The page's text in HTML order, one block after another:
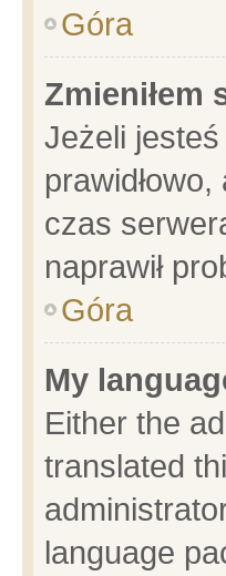
Góra
Zmieniłem
Jeżeli
czas
naprawił
Góra
My
Either the
translated
language